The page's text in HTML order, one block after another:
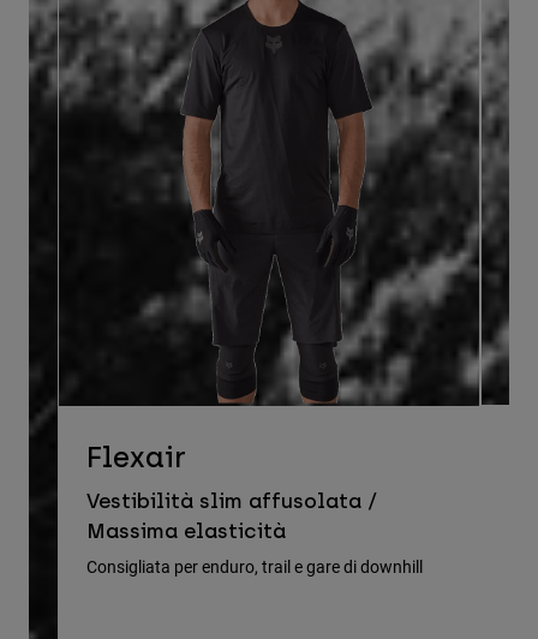
Flexair
Vestibilità slim affusolata /
Massima elasticità
Consigliata per enduro, trail e gare di downhill